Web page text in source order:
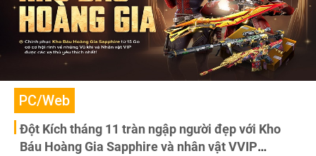
PC/Web
Đột Kích tháng 11 tràn ngập người đẹp với Kho
Báu Hoàng Gia Sapphire và nhân vật VVIP